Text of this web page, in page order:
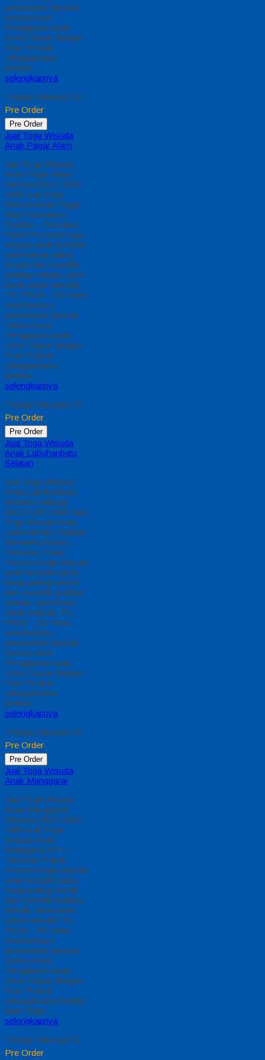
penawaran Special
semua level
Pengajaran Anak
Umur Dasar dengan
Fitur Produk
sebagaimana
berikut…
selengkapnya
*Harga Hubungi CS
Pre Order
Pre Order
Jual Toga Wisuda
Anak Pagar Alam
Jual Toga Wisuda
Anak Pagar Alam
Hubungi 0812-2282-
1060 Jual Toga
Wisuda Anak Pagar
Alam Sumatera
Selatan – Temukan
Paket Promosi toga
wisuda anak komplet
pada harga paling
murah dan memiliki
kualitas terbaik, kami
kasih untuk sekolah
TK, PAUD , SD Kami
memberinya
penawaran Special
semua level
Pengajaran Anak
Umur Dasar dengan
Fitur Produk
sebagaimana
berikut…
selengkapnya
*Harga Hubungi CS
Pre Order
Pre Order
Jual Toga Wisuda
Anak Labuhanbatu
Selatan
Jual Toga Wisuda
Anak Labuhanbatu
Selatan Hubungi
0812-2282-1060 Jual
Toga Wisuda Anak
Labuhanbatu Selatan
Sumatera Barat –
Temukan Paket
Promosi toga wisuda
anak komplet pada
harga paling murah
dan memiliki kualitas
terbaik, kami kasih
untuk sekolah TK,
PAUD , SD Kami
memberinya
penawaran Special
semua level
Pengajaran Anak
Umur Dasar dengan
Fitur Produk
sebagaimana
berikut…
selengkapnya
*Harga Hubungi CS
Pre Order
Pre Order
Jual Toga Wisuda
Anak Manggarai
Jual Toga Wisuda
Anak Manggarai
Hubungi 0812-2282-
1060 Jual Toga
Wisuda Anak
Manggarai NTT –
Temukan Paket
Promosi toga wisuda
anak komplet pada
harga paling murah
dan memiliki kualitas
terbaik, kami kasih
untuk sekolah TK,
PAUD , SD Kami
memberinya
penawaran Special
semua level
Pengajaran Anak
Umur Dasar dengan
Fitur Produk
sebagaimana berikut :
Kain Toga…
selengkapnya
*Harga Hubungi CS
Pre Order